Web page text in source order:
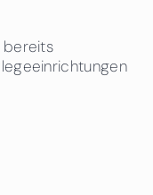
bereits